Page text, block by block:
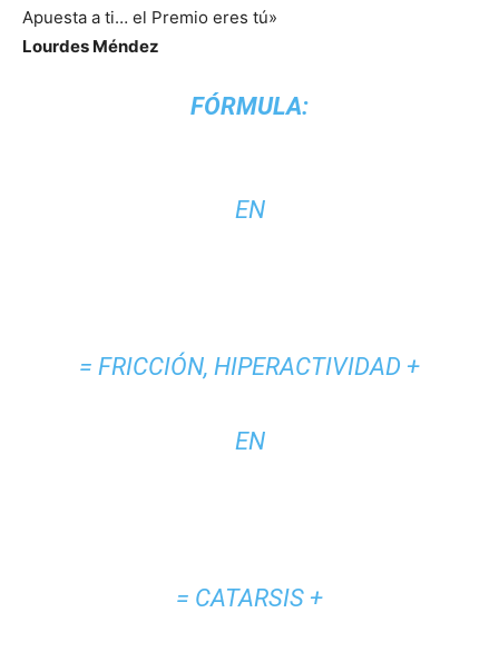
Apuesta a ti… el Premio eres tú»
Lourdes Méndez
FÓRMULA:
EN
= FRICCIÓN, HIPERACTIVIDAD +
EN
= CATARSIS +